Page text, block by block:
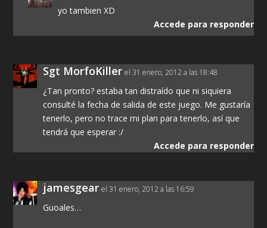
yo tambien XD
Accede para responder
Sgt MorfoKiller el 31 enero, 2012 a las 18:48
¿Tan pronto? estaba tan distraído que ni siquiera
consulté la fecha de salida de este juego. Me gustaría
tenerlo, pero no trace mi plan para tenerlo, así que
tendrá que esperar :/
Accede para responder
jamesgear el 31 enero, 2012 a las 16:59
Guoales…